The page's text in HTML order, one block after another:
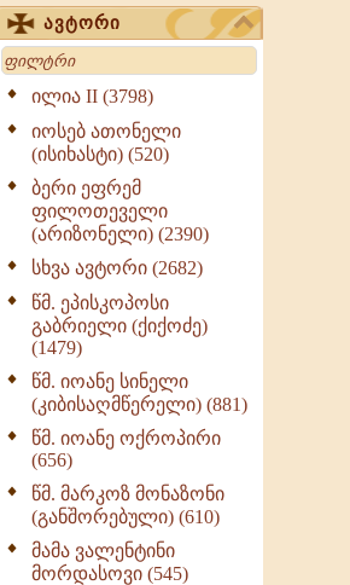
ქადაგებანი, სიტყვანი
(ნაწილი III) (723)
მოძღვრის ძალზე
სასარგებლო რჩევები
მრევლისათვის (545)
Wisdomge (514)
ქადაგებანი გაბრიელ
ეპისკოპოსისა - II ტომი
(370)
სულიერი ცხოვრების
სახელმძღვანელო -
ნაწილი II (369)
ღმერთი და ადამიანები
(287)
ბერის დიადემა (278)
მონაზვნური
გამოცდილების
ოთხი ასეული თავი
სიყვარულის შესახებ
(259)
ავტორი
Search
ილია II (3798)
იოსებ ათონელი
(ისიხასტი) (520)
ბერი ეფრემ
ფილოთეველი
(არიზონელი) (2390)
სხვა ავტორი (2682)
წმ. ეპისკოპოსი
გაბრიელი (ქიქოძე)
(1479)
წმ. იოანე სინელი
(კიბისაღმწერელი) (881)
წმ. იოანე ოქროპირი
(656)
წმ. მარკოზ მონაზონი
(განშორებული) (610)
მამა ვალენტინი
მორდასოვი (545)